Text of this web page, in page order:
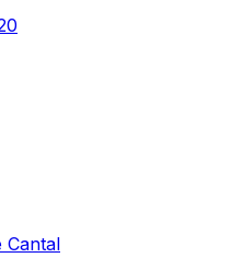
Cantal